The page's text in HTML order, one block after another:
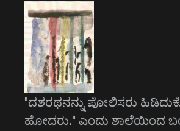
"ದಶರಥನನ್ನು ಪೋಲಿಸರು
ಹೋದರು." ಎಂದು ಶಾಲೆಯಿಂದ